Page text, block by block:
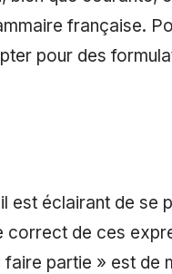
française.
pour des
est éclairant de se
correct de ces
partie » est de